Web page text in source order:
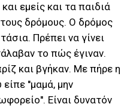
εμείς και τα παιδιά
δρόμους. Ο δρόμος
Πρέπει να γίνει
το πώς έγιναν.
και βγήκαν. Με πήρε η
''μαμά, μην
Είναι δυνατόν